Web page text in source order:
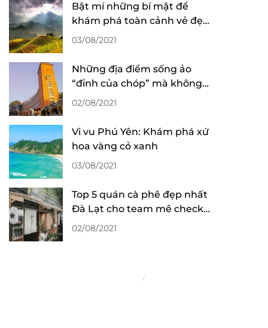
Bật mí những bí mật để
khám phá toàn cảnh vẻ đẹp
mùa lúa chín ở Sa Pa
03/08/2021
Những địa điểm sống ảo
“đỉnh của chóp” mà không
mất phí tại Đà Lạt
02/08/2021
Vi vu Phú Yên: Khám phá xứ
hoa vàng cỏ xanh
03/08/2021
Top 5 quán cà phê đẹp nhất
Đà Lạt cho team mê check-
in sống ảo
02/08/2021